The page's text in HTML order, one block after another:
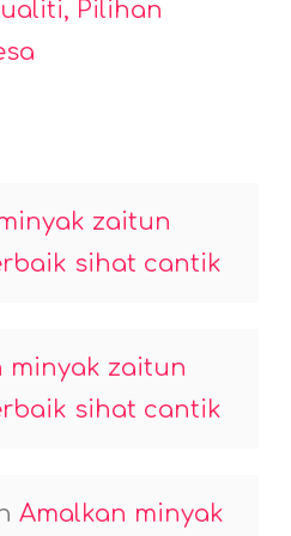
Pilihan
zaitun
sihat cantik
minyak zaitun
sihat cantik
Amalkan minyak